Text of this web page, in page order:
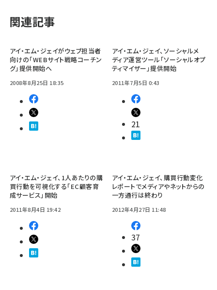
関連記事
アイ・エム・ジェイがウェブ担当者
向けの「WEBサイト戦略コーチン
グ」提供開始へ
2008年8月25日 18:35
アイ・エム・ジェイ、ソーシャルメ
ディア運営ツール「ソーシャルオプ
ティマイザー」提供開始
2011年7月5日 0:43
21
アイ・エム・ジェイ、1人あたりの購
買行動を可視化する「EC顧客育
成サービス」開始
2011年8月4日 19:42
アイ・エム・ジェイ、購買行動変化
レポートでメディアやネットからの
一方通行は終わり
2012年4月27日 11:48
37